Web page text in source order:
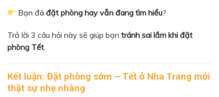
Bạn đãđặt phòng hay vẫn đang tìm hiểu?
Trả lời 3 câu hỏi này sẽ giúp bạn tránh sai lầm khi đặt
phòng Tết
Kết luận: Đặt phòng sớm – Tết ở Nha Trang mới
thật sự nhẹ nhàng